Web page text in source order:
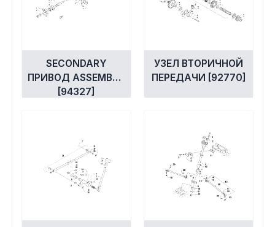
SECONDARY
ПРИВОД ASSEMBLY
[94327]
УЗЕЛ ВТОРИЧНОЙ
ПЕРЕДАЧИ [92770]